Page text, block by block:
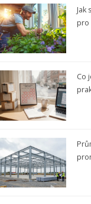
pro
Co